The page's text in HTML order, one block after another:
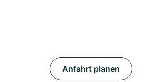
Anfahrt planen